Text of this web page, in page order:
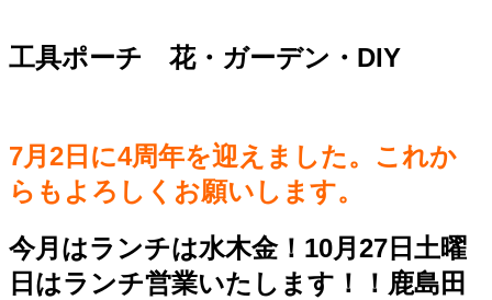
工具ポーチ 花・ガーデン・DIY
7月2日に4周年を迎えました。これか
らもよろしくお願いします。
今月はランチは水木金！10月27日土曜
日はランチ営業いたします！！鹿島田